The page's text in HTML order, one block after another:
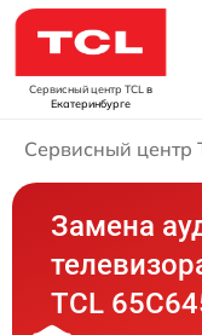
Сервисный центр TCL в
Екатеринбурге
Сервисный центр
Замена
TCL